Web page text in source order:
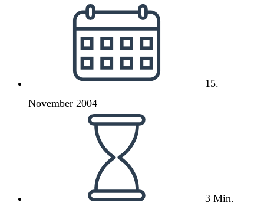
veröffentlicht:
15.
November 2004
3 Min.